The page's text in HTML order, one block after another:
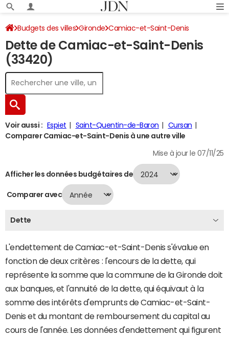
Budgets des villes Gironde Camiac-et-Saint-Denis
Dette au 31/12/2024
Dette de Camiac-et-Saint-Denis
(33420)
Voir aussi : Espiet Saint-Quentin-de-Baron
Cursan
Comparer Camiac-et-Saint-Denis à une autre ville
Mise à jour le 07/11/25
Afficher les données budgétaires de
Comparer avec
Dette
L'endettement de Camiac-et-Saint-Denis s'évalue en
fonction de deux critères : l'encours de la dette, qui
représente la somme que la commune de la Gironde doit
aux banques, et l'annuité de la dette, qui équivaut à la
somme des intérêts d'emprunts de Camiac-et-Saint-
Denis et du montant de remboursement du capital au
cours de l'année. Les données d'endettement qui figurent